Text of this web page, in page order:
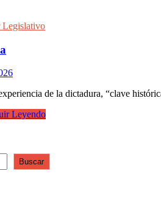
Legislativo
de la dictadura, “clave
Leyendo
Buscar